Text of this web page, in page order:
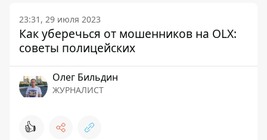
23:31, 29 июля 2023
Как уберечься от мошенников на OLX:
советы полицейских
Олег Бильдин
ЖУРНАЛИСТ
👍